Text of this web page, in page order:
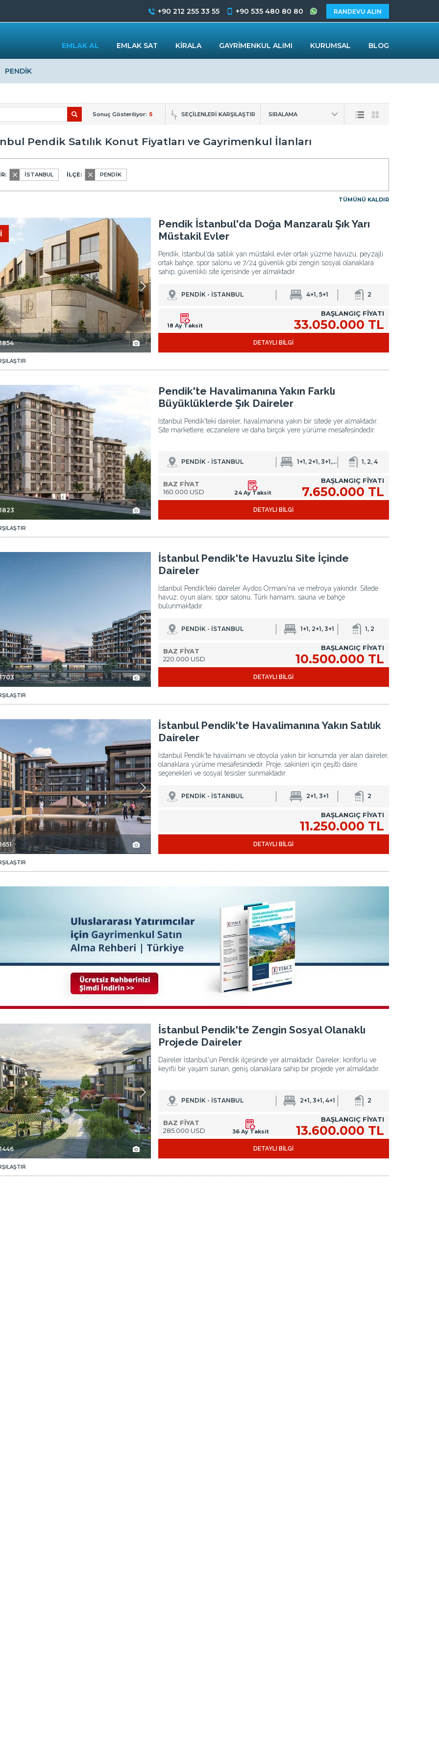
PENDİK
Sonuç Gösteriliyor: 5 SEÇİLENLERİ KARŞILAŞTIR SIRALAMA
Pendik Satılık Konut Fiyatları ve Gayrimenkul İlanları
İSTANBUL İLÇE: PENDİK
TÜMÜNÜ KALDIR
Pendik İstanbul'da Doğa Manzaralı Şık Yarı Müstakil Evler 3Pendik İstanbul'da Doğa Manzaralı Şık Yarı
Müstakil Evler
Pendik, İstanbul'da satılık yarı müstakil evler ortak yüzme havuzu, peyzajlı
ortak bahçe, spor salonu ve 7/24 güvenlik gibi zengin sosyal olanaklara
sahip, güvenlikli site içerisinde yer almaktadır.
PENDİK - İSTANBUL 4+1, 5+1 2
18 Ay Taksit
BAŞLANGIÇ FİYATI
33.050.000 TL
DETAYLI BİLGİ
2
Pendik'te Havalimanına Yakın Farklı Büyüklüklerde Şık Daireler 3Pendik'te Havalimanına Yakın Farklı
Büyüklüklerde Şık Daireler
İstanbul Pendik'teki daireler, havalimanına yakın bir sitede yer almaktadır.
Site marketlere, eczanelere ve daha birçok yere yürüme mesafesindedir.
PENDİK - İSTANBUL 1+1, 2+1, 3+1, 3+2, 5+2 1, 2, 4
BAZ FİYAT
160.000 USD
24 Ay Taksit
BAŞLANGIÇ FİYATI
7.650.000 TL
DETAYLI BİLGİ
İstanbul Pendik'te Havuzlu Site İçinde
Daireler
İstanbul Pendik'teki daireler Aydos Ormanı'na ve metroya yakındır. Sitede
havuz, oyun alanı, spor salonu, Türk hamamı, sauna ve bahçe
bulunmaktadır.
PENDİK - İSTANBUL 1+1, 2+1, 3+1 1, 2
BAZ FİYAT
220.000 USD
BAŞLANGIÇ FİYATI
10.500.000 TL
DETAYLI BİLGİ
İstanbul Pendik'te Havalimanına Yakın Satılık Daireler 3İstanbul Pendik'te Havalimanına Yakın Satılık
Daireler
İstanbul Pendik'te havalimanı ve otoyola yakın bir konumda yer alan daireler,
olanaklara yürüme mesafesindedir. Proje, sakinleri için çeşitli daire
seçenekleri ve sosyal tesisler sunmaktadır.
PENDİK - İSTANBUL 2+1, 3+1 2
BAŞLANGIÇ FİYATI
11.250.000 TL
DETAYLI BİLGİ
İstanbul Pendik'te Zengin Sosyal Olanaklı Projede Daireler 3İstanbul Pendik'te Zengin Sosyal Olanaklı
Projede Daireler
Daireler İstanbul'un Pendik ilçesinde yer almaktadır. Daireler; konforlu ve
keyifli bir yaşam sunan, geniş olanaklara sahip bir projede yer almaktadır.
PENDİK - İSTANBUL 2+1, 3+1, 4+1 2
BAZ FİYAT
285.000 USD
36 Ay Taksit
BAŞLANGIÇ FİYATI
13.600.000 TL
DETAYLI BİLGİ
+90 212 255 33 55 +90 535 480 80 80 RANDEVU ALIN
EMLAK AL EMLAK SAT KİRALA GAYRİMENKUL ALIMI KURUMSAL BLOG